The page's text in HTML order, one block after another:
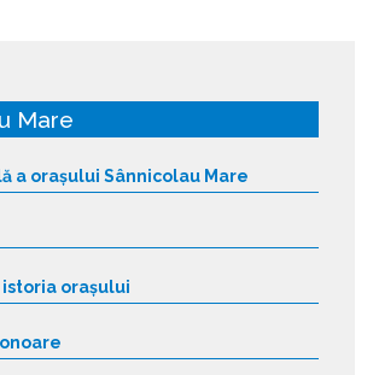
Mare
a orașului Sânnicolau Mare
orașului